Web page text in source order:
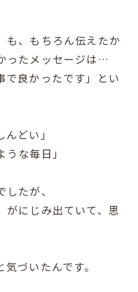
も、もちろん伝えたか
ったメッセージは…
で良かったです」とい
どい」
な毎日」
たが、
がにじみ出ていて、思
づいたんです。